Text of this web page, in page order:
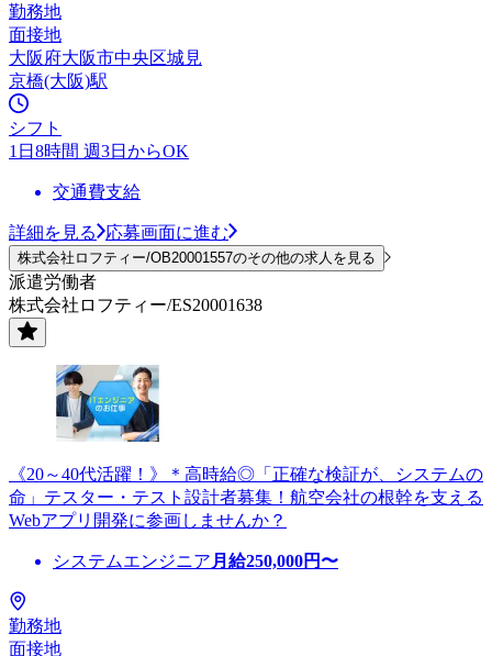
勤務地
面接地
大阪府大阪市中央区城見
京橋(大阪)駅
シフト
1日8時間 週3日からOK
交通費支給
詳細を見る 応募画面に進む
株式会社ロフティー/OB20001557のその他の求人を見る
派遣労働者
株式会社ロフティー/ES20001638
《20～40代活躍！》＊高時給◎「正確な検証が、システムの
命」テスター・テスト設計者募集！航空会社の根幹を支える
Webアプリ開発に参画しませんか？
システムエンジニア 月給250,000円〜
勤務地
面接地